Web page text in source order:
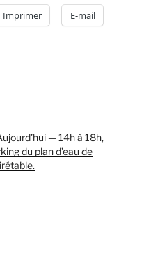
Imprimer E-mail
— 14h à 18h,
du plan d’eau de